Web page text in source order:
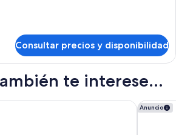
Consultar precios y disponibilidad
te interese...
Autograph Collection Anuncio
Modern